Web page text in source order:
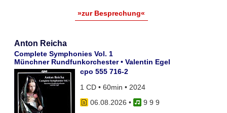
»zur Besprechung«
Anton Reicha
Complete Symphonies Vol. 1
Münchner Rundfunkorchester • Valentin Egel
cpo 555 716-2
1 CD • 60min • 2024
06.08.2026 •
9 9 9